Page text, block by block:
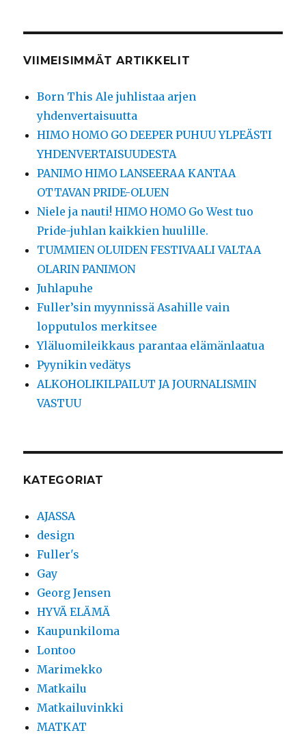
VIIMEISIMMÄT ARTIKKELIT
Born This Ale juhlistaa arjen
yhdenvertaisuutta
HIMO HOMO GO DEEPER PUHUU YLPEÄSTI
YHDENVERTAISUUDESTA
PANIMO HIMO LANSEERAA KANTAA
OTTAVAN PRIDE-OLUEN
Niele ja nauti! HIMO HOMO Go West tuo
Pride-juhlan kaikkien huulille.
TUMMIEN OLUIDEN FESTIVAALI VALTAA
OLARIN PANIMON
Juhlapuhe
Fuller’sin myynnissä Asahille vain
lopputulos merkitsee
Yläluomileikkaus parantaa elämänlaatua
Pyynikin vedätys
ALKOHOLIKILPAILUT JA JOURNALISMIN
VASTUU
KATEGORIAT
AJASSA
design
Fuller's
Gay
Georg Jensen
HYVÄ ELÄMÄ
Kaupunkiloma
Lontoo
Marimekko
Matkailu
Matkailuvinkki
MATKAT